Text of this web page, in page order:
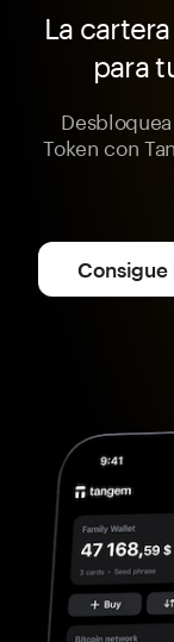
La
para
Token con
Consigue